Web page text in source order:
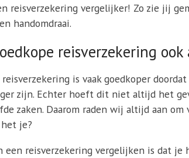
reisverzekering vergelijker! Zo zie jij
handomdraai.
reisverzekering
is vaak goedkoper
zijn. Echter hoeft dit niet altijd het
zaken. Daarom raden wij altijd aan
je?
een reisverzekering vergelijken is dat